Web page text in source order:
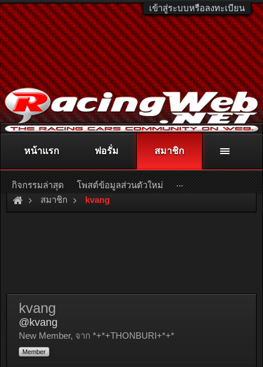
เข้าสู่ระบบหรือลงทะเบียน
ติดต่อลงโฆษณา racingweb@gmail.comหรือโทร. 081-811-1138
หรืออ่านรายละเอียดเพิ่มเติม คลิกที่นี่
สมาชิก kvang
kvang
@kvang
New Member, จาก *+*+THONBURI+*+*
Member
หน้าแรก ฟอรั่ม สมาชิก
กิจกรรมล่าสุด โพสต์ข้อมูลส่วนตัวใหม่ ...